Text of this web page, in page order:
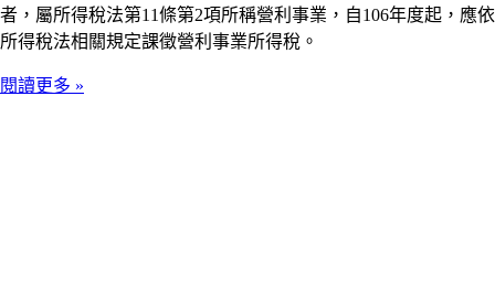
者，屬所得稅法第11條第2項所稱營利事業，自106年度起，應依
所得稅法相關規定課徵營利事業所得稅。
閱讀更多 »